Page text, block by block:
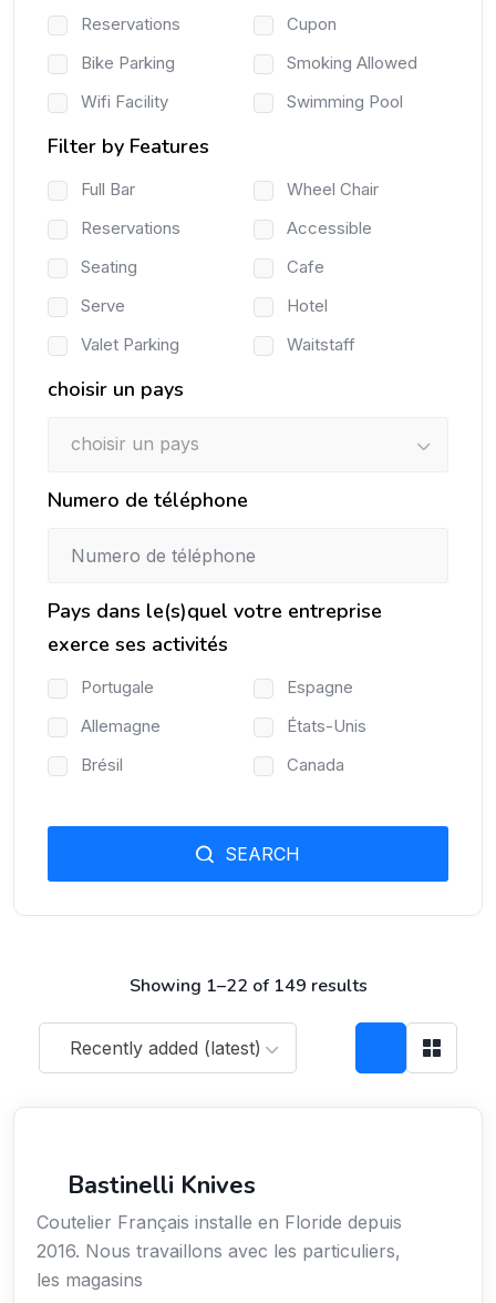
Showing 1–22 of 149 results
Recently added (latest)
Bastinelli Knives
Coutelier Français installe en Floride depuis
2016. Nous travaillons avec les particuliers,
les magasins
Reservations
Cupon
Bike Parking
Smoking Allowed
Wifi Facility
Swimming Pool
Filter by Features
Full Bar
Wheel Chair
Reservations
Accessible
Seating
Cafe
Serve
Hotel
Valet Parking
Waitstaff
choisir un pays
choisir un pays
Numero de téléphone
Pays dans le(s)quel votre entreprise
exerce ses activités
Portugale
Espagne
Allemagne
États-Unis
Brésil
Canada
SEARCH